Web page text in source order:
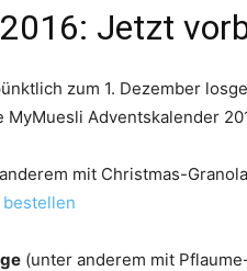
Jetzt
zum 1. Dezember
Adventskalender
mit Christmas-
(unter anderem mit